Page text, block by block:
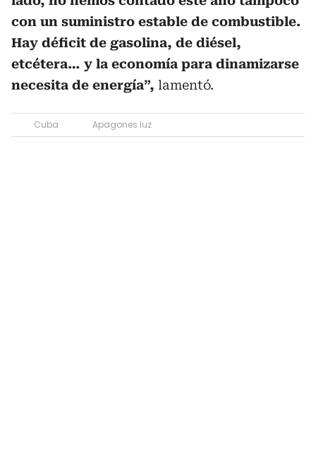
con un suministro estable de combustible.
Hay déficit de gasolina, de diésel,
etcétera… y la economía para dinamizarse
necesita de energía”, lamentó.
Cuba Apagones luz